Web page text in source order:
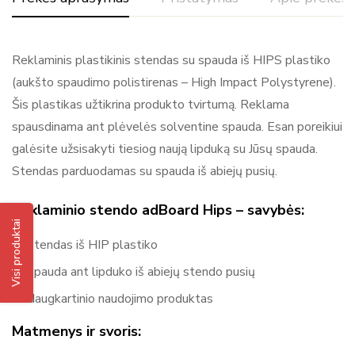
Visi produktai
Reklaminis plastikinis stendas su spauda iš HIPS plastiko
(aukšto spaudimo polistirenas – High Impact Polystyrene).
Šis plastikas užtikrina produkto tvirtumą. Reklama
spausdinama ant plėvelės solventine spauda. Esan poreikiui
galėsite užsisakyti tiesiog naują lipduką su Jūsų spauda.
Stendas parduodamas su spauda iš abiejų pusių.
Reklaminio stendo adBoard Hips – savybės:
stendas iš HIP plastiko
spauda ant lipduko iš abiejų stendo pusių
daugkartinio naudojimo produktas
Matmenys ir svoris:
Daugiau prekių
Adsystem – reklaminiai sprendimai, stendai ir parodų įranga
Adsystem yra reklamos ir parodų sistemų gamintojas,
kuriantis įvairius reklamos sprendimus ir ekspozicinius
įrenginius verslui ir renginiams. Produktų asortimentą sudaro
parodų stendai, baneriai ir kitos sistemos reklamai bei
Reitingas ir atsiliepimai
Pagal 0 atsiliepimų
Rašyti atsiliepimą